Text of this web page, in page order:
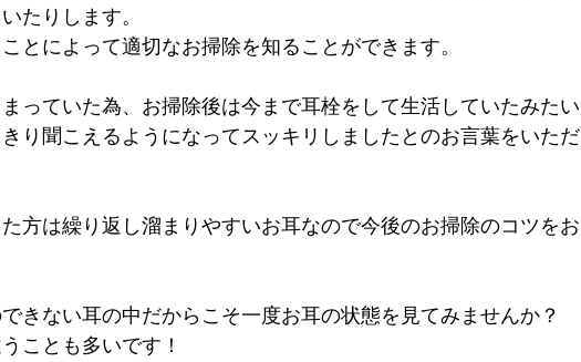
たりします。
とによって適切なお掃除を知ることができます。
っていた為、お掃除後は今まで耳栓をして生活していたみたい
り聞こえるようになってスッキリしましたとのお言葉をいただ
方は繰り返し溜まりやすいお耳なので今後のお掃除のコツをお
きない耳の中だからこそ一度お耳の状態を見てみませんか？
ことも多いです！